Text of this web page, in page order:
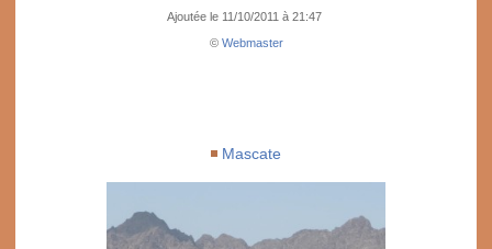
Ajoutée le 11/10/2011 à 21:47
© Webmaster
Mascate